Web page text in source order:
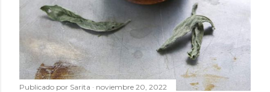
Publicado por Sarita noviembre 20, 2022